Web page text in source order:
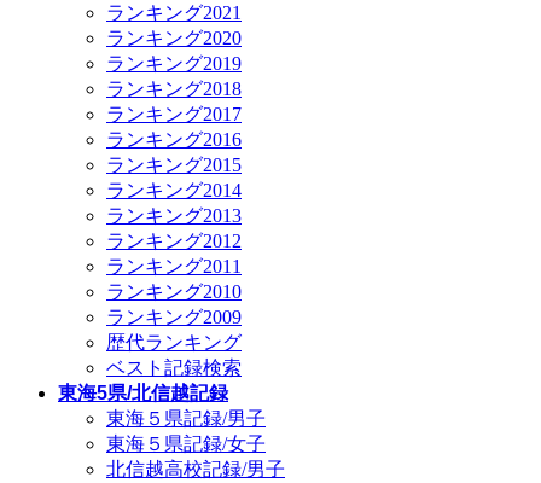
ランキング2021
ランキング2020
ランキング2019
ランキング2018
ランキング2017
ランキング2016
ランキング2015
ランキング2014
ランキング2013
ランキング2012
ランキング2011
ランキング2010
ランキング2009
歴代ランキング
ベスト記録検索
東海5県/北信越記録
東海５県記録/男子
東海５県記録/女子
北信越高校記録/男子